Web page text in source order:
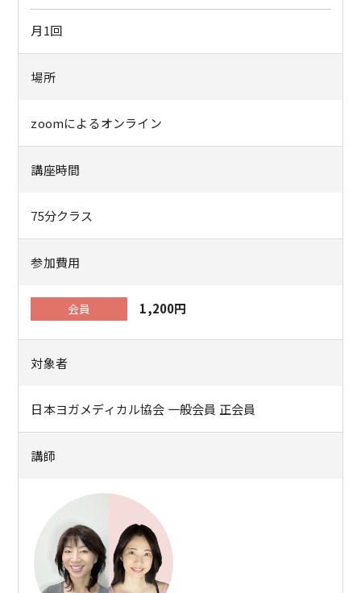
月1回
場所
zoomによるオンライン
講座時間
75分クラス
参加費用
会員 1,200円
対象者
日本ヨガメディカル協会 一般会員 正会員
講師